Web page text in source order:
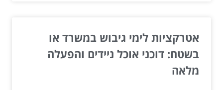
אטרקציות לימי גיבוש במשרד או
בשטח: דוכני אוכל ניידים והפעלה
מלאה